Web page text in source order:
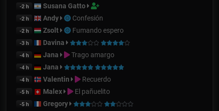
-2 h Susana Gatto
-2 h Andy Confesión
-2 h Zsolt Fumando espero
-3 h Davina
-4 h Jana Trago amargo
-4 h Jana
-4 h Valentin Recuerdo
-5 h Malex El pañuelito
-5 h Gregory